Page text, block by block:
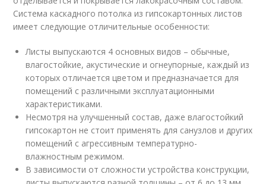
Система каскадного потолка из гипсокартонных листов
имеет следующие отличительные особенности:
Листы выпускаются 4 основных видов – обычные,
влагостойкие, акустические и огнеупорные, каждый из
которых отличается цветом и предназначается для
помещений с различными эксплуатационными
характеристиками.
Несмотря на улучшенный состав, даже влагостойкий
гипсокартон не стоит применять для санузлов и других
помещений с агрессивным температурно-
влажностным режимом.
В зависимости от сложности устройства конструкции,